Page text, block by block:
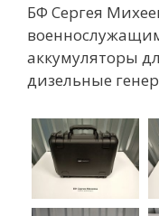
БФ Сергея
аккумуляторы
дизельные